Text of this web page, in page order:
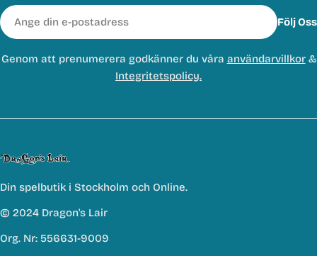
E-
post
Följ Oss
Genom att prenumerera godkänner du våra användarvillkor&
Integritetspolicy.
Din spelbutik i Stockholm och Online.
© 2024 Dragon's Lair
Org. Nr: 556631-9009